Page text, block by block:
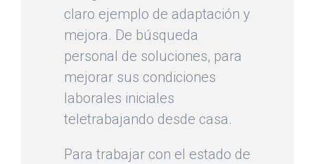
claro ejemplo de adaptación y
mejora. De búsqueda
personal de soluciones, para
mejorar sus condiciones
laborales iniciales
teletrabajando desde casa.
Para trabajar con el estado de